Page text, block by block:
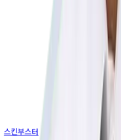
스킨부스터